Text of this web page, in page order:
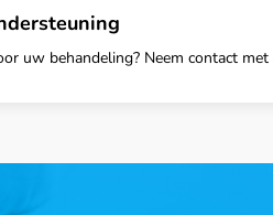
uw behandeling? Neem contact